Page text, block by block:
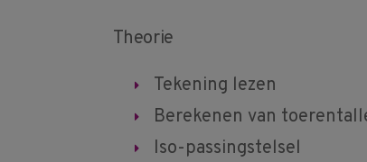
Theorie
Tekening lezen
Berekenen van
Iso-passingstelsel